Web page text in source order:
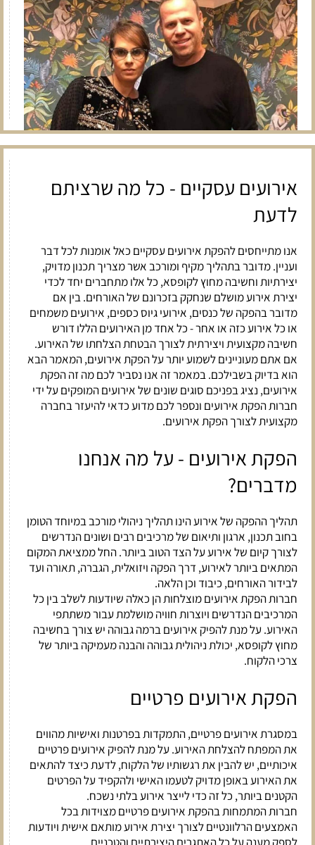
אירועים עסקיים - כל מה שרציתם
לדעת
אנו מתייחסים להפקת אירועים עסקיים כאל אומנות לכל דבר
ועניין. מדובר בתהליך מקיף ומורכב אשר מצריך תכנון מדויק,
יצירתיות וחשיבה מחוץ לקופסא, כל אלו מתחברים יחד לכדי
יצירת אירוע מושלם שנחקק בזכרונם של האורחים. בין אם
מדובר בהפקה של כנסים, אירועי גיוס כספים, אירועים משמחים
או כל אירוע כזה או אחר - כל אחד מן האירועים הללו דורש
חשיבה מקצועית ויצירתית לצורך הבטחת הצלחתו של האירוע.
אם אתם מעוניינים לשמוע יותר על הפקת אירועים, המאמר הבא
הוא בדיוק בשבילכם. במאמר זה אנו נסביר לכם מה זה הפקת
אירועים, נציג בפניכם סוגים שונים של אירועים המופקים על ידי
חברות הפקת אירועים ונספר לכם מדוע כדאי להיעזר בחברה
מקצועית לצורך הפקת אירועים.
הפקת אירועים - על מה אנחנו
מדברים?
תהליך ההפקה של אירוע הינו תהליך ניהולי מורכב במיוחד הטומן
בחוב תכנון, ארגון ותיאום של מרכיבים רבים ושונים הנדרשים
לצורך קיום של אירוע על הצד הטוב ביותר. החל ממציאת המקום
המתאים ביותר לאירוע, דרך הפקה ויזואלית, הגברה, תאורה ועד
לבידור האורחים, כיבוד וכן הלאה.
חברות הפקת אירועים מוצלחות הן כאלה שיודעות לשלב בין כל
המרכיבים הנדרשים ויוצרות חוויה מושלמת עבור משתתפי
האירוע. על מנת להפיק אירועים ברמה גבוהה יש צורך בחשיבה
מחוץ לקופסא, יכולת ניהולית גבוהה והבנה מעמיקה ביותר של
צרכי הלקוח.
הפקת אירועים פרטיים
במסגרת אירועים פרטיים, התמקדות בפרטנות ואישיות מהווים
את המפתח להצלחת האירוע. על מנת להפיק אירועים פרטיים
איכותיים, יש להבין את רגשותיו של הלקוח, לדעת כיצד להתאים
את האירוע באופן מדויק לטעמו האישי ולהקפיד על הפרטים
הקטנים ביותר, כל זה כדי לייצר אירוע בלתי נשכח.
חברות המתמחות בהפקת אירועים פרטיים מצוידות בכל
האמצעים הרלוונטיים לצורך יצירת אירוע מותאם אישית ויודעות